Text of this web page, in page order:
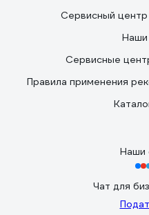
Сервисный
Наши
Сервисные
Правила применения
Наши
Чат для